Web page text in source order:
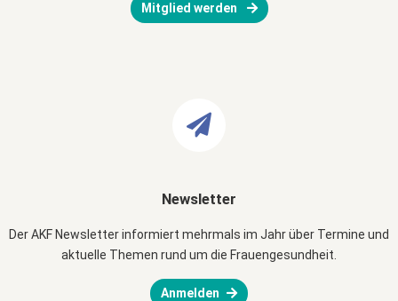
Mitglied werden
Newsletter
Der AKF Newsletter informiert mehrmals im Jahr über Termine und
aktuelle Themen rund um die Frauengesundheit.
Anmelden